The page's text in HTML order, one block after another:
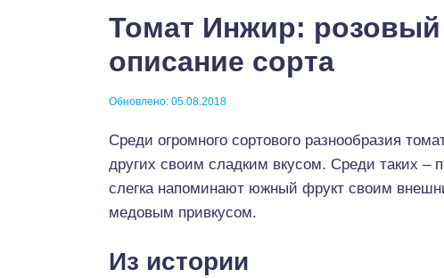
Томат Инжир: розовый
описание сорта
Обновлено: 05.08.2018
Среди огромного сортового разнообразия
других своим сладким вкусом. Среди таких
слегка напоминают южный фрукт своим
медовым привкусом.
Из истории